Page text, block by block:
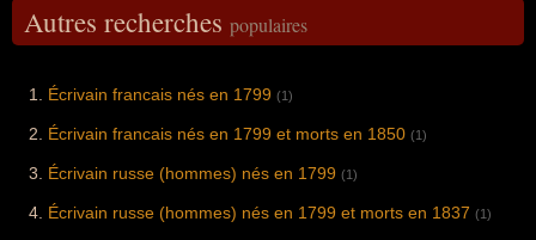
Autres recherches populaires
Écrivain francais nés en 1799 (1)
Écrivain francais nés en 1799 et morts en 1850 (1)
Écrivain russe (hommes) nés en 1799 (1)
Écrivain russe (hommes) nés en 1799 et morts en 1837 (1)